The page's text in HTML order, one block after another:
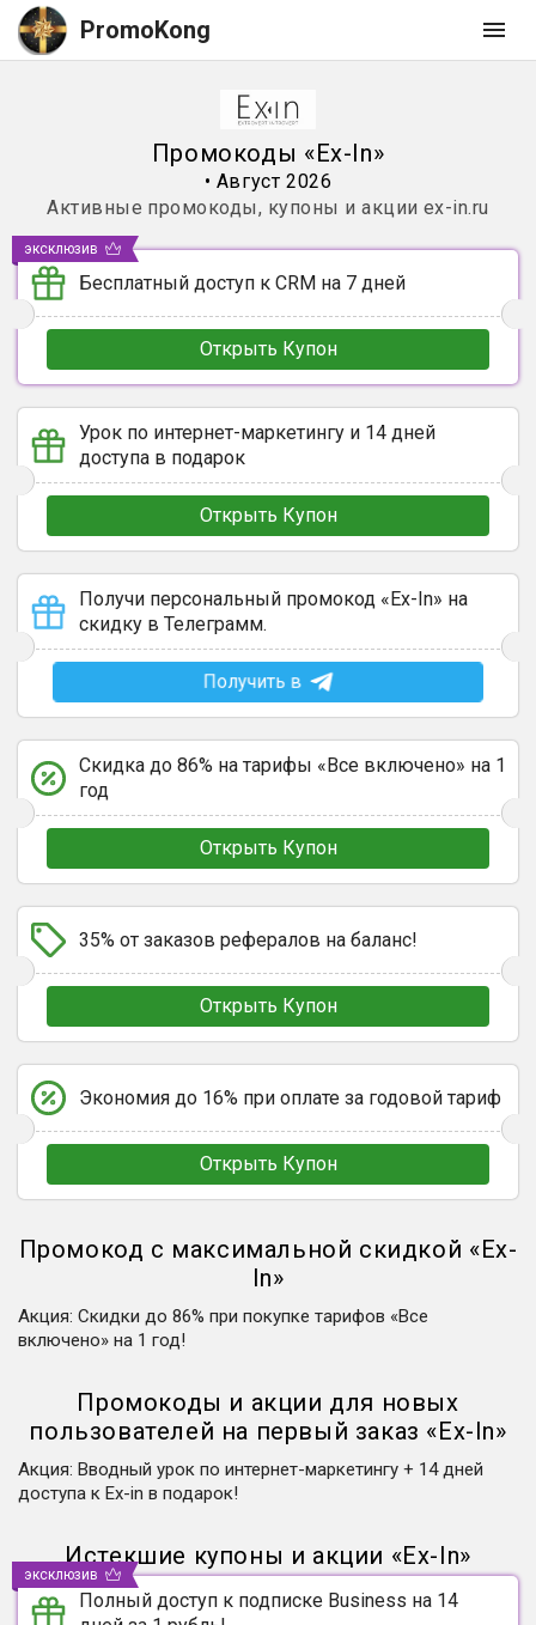
PromoKong
Промокоды «Ex-In»
• Август 2026
Активные промокоды, купоны и акции ex-in.ru
Бесплатный доступ к CRM на 7 дней
Открыть Купон
эксклюзив
Урок по интернет-маркетингу и 14 дней
доступа в подарок
Открыть Купон
Получи персональный промокод «Ex-In» на
скидку в Телеграмм.
Получить в
Скидка до 86% на тарифы «Все включено» на 1
год
Открыть Купон
35% от заказов рефералов на баланс!
Открыть Купон
Экономия до 16% при оплате за годовой тариф
Открыть Купон
Промокод с максимальной скидкой «Ex-
In»
Акция: Скидки до 86% при покупке тарифов «Все
включено» на 1 год!
Промокоды и акции для новых
пользователей на первый заказ «Ex-In»
Акция: Вводный урок по интернет-маркетингу + 14 дней
доступа к Ex-in в подарок!
Истекшие купоны и акции «Ex-In»
Полный доступ к подписке Business на 14
эксклюзив